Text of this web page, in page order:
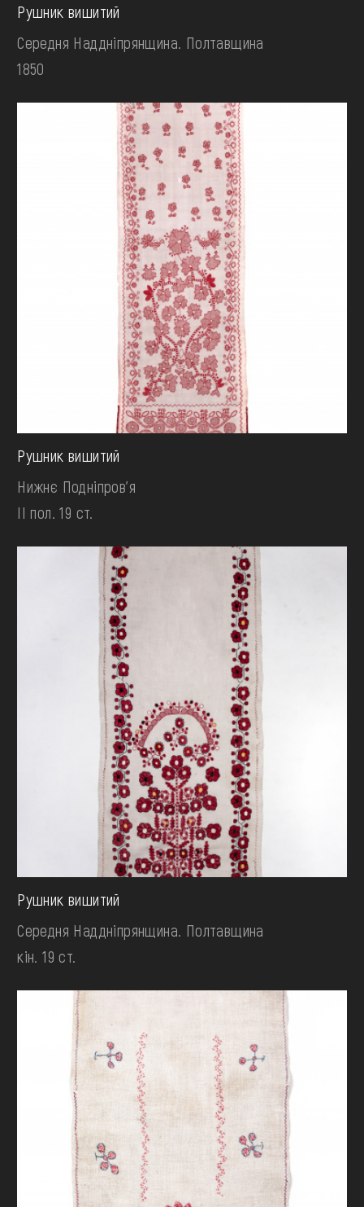
Рушник вишитий
Середня Наддніпрянщина. Полтавщина
1850
Рушник вишитий
Нижнє Подніпров'я
II пол. 19 ст.
Рушник вишитий
Середня Наддніпрянщина. Полтавщина
кін. 19 ст.